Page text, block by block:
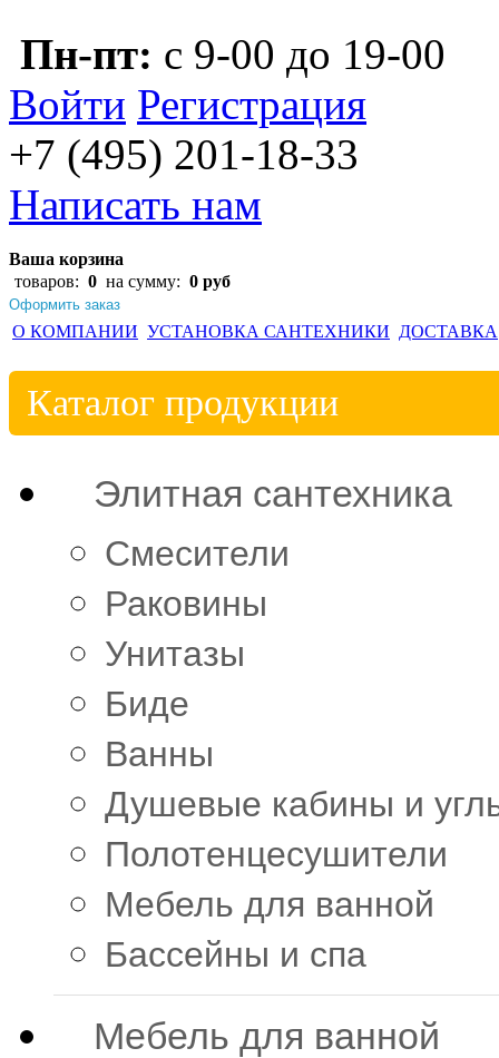
Пн-пт: с 9-00 до 19-00
Войти Регистрация
+7 (495) 201-18-33
Написать нам
Ваша корзина
товаров: 0 на сумму: 0 руб
Оформить заказ
О КОМПАНИИ УСТАНОВКА САНТЕХНИКИ ДОСТАВКА
Каталог продукции
Элитная сантехника
Смесители
Раковины
Унитазы
Биде
Ванны
Душевые кабины и
Полотенцесушители
Мебель для ванной
Бассейны и спа
Мебель для ванной